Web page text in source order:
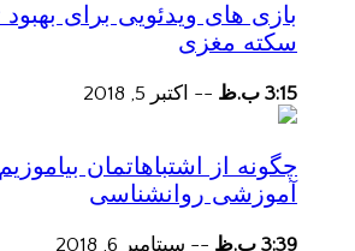
بازی های ویدئویی برای
سکته مغزی
3:15 ب.ظ -- اکتبر 5, 2018
چگونه از اشتباهاتمان
آموزشی روانشناسی
3:39 ب.ظ -- سپتامبر 6, 2018